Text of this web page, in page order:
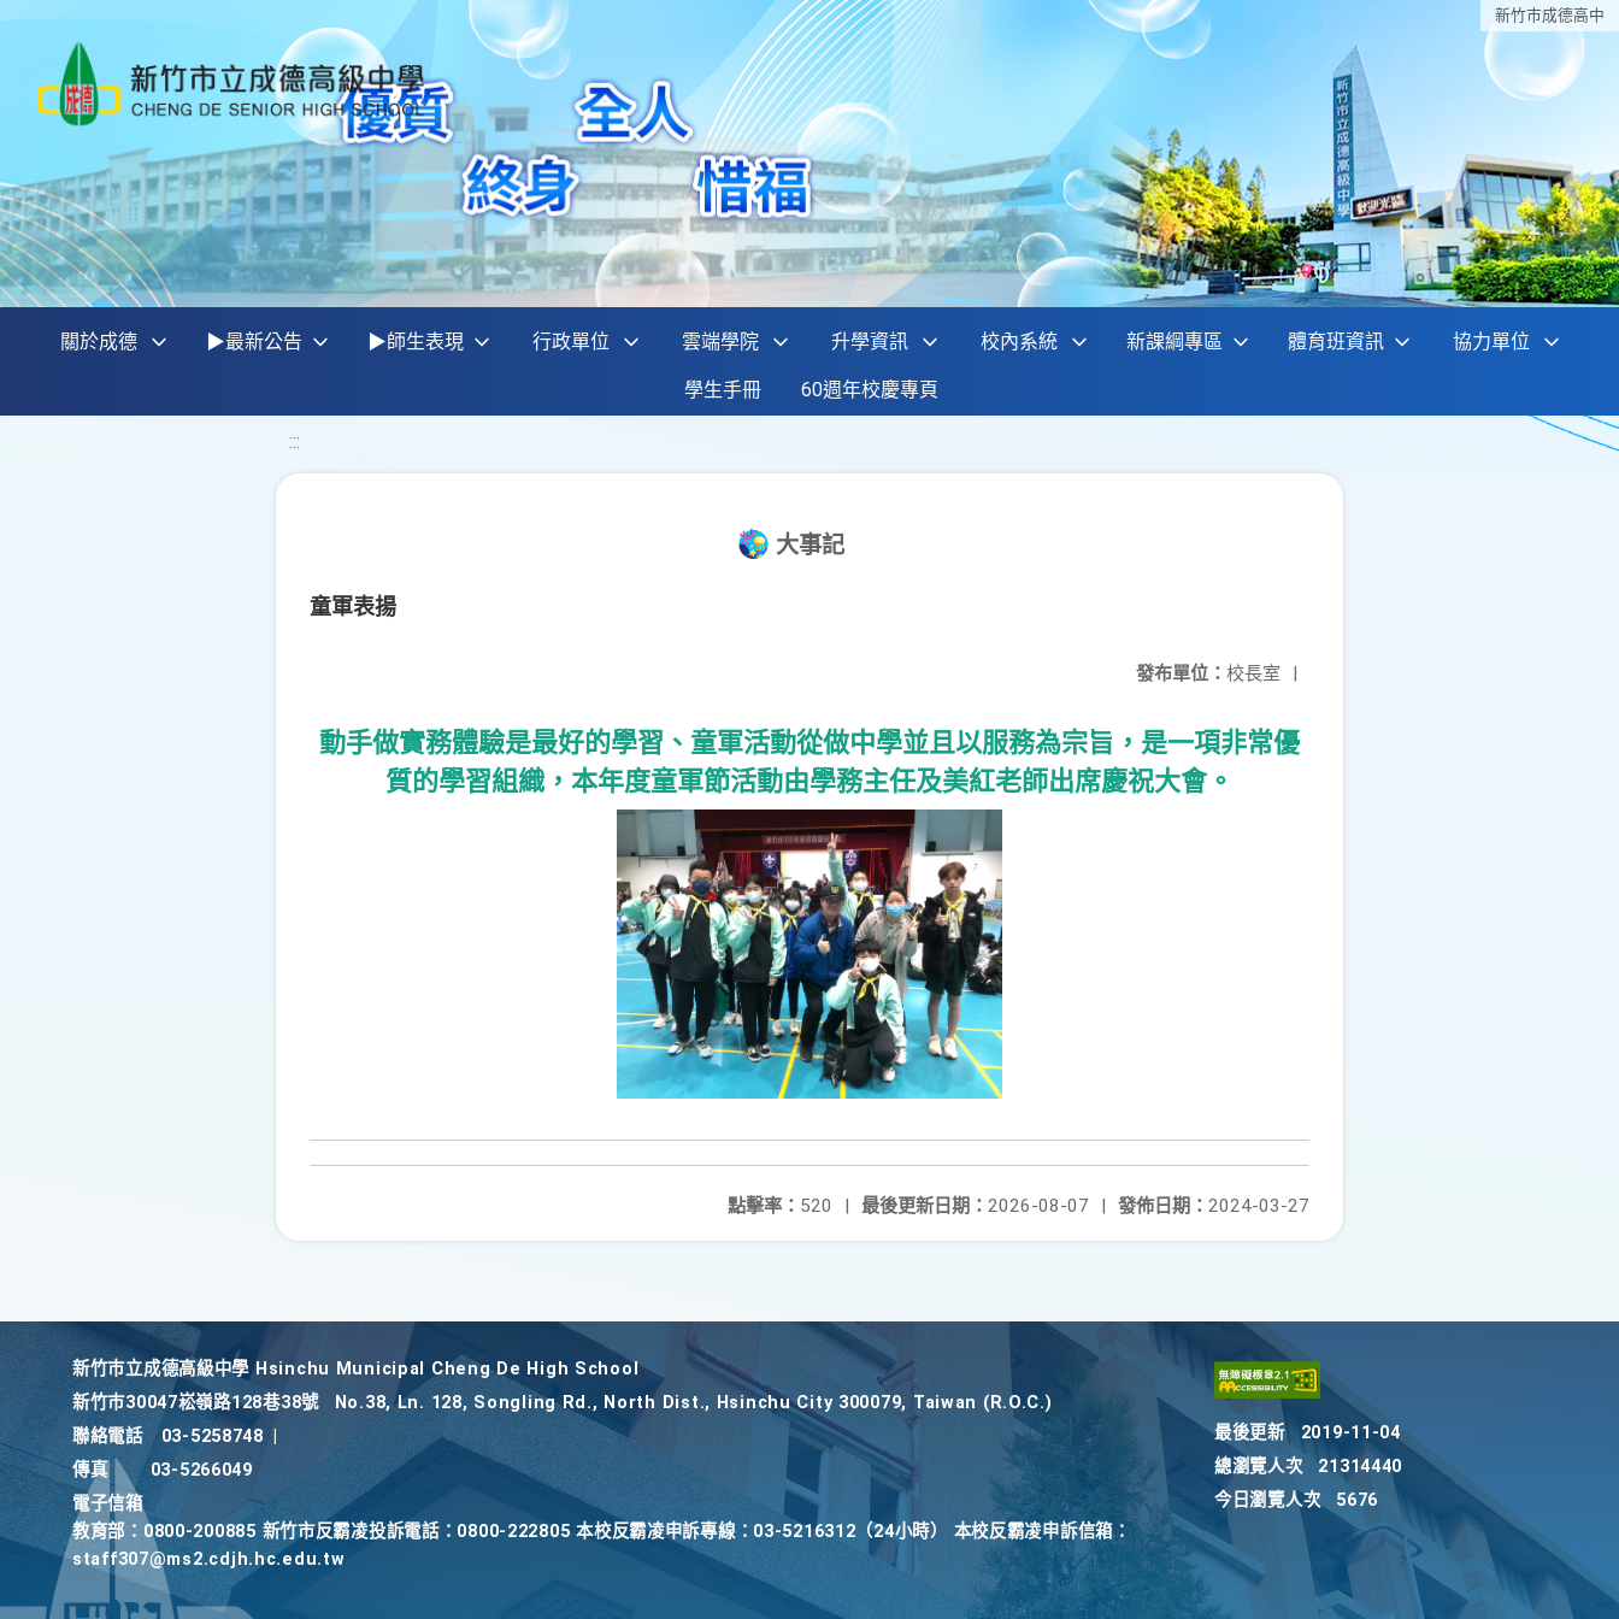
新竹巿成德高中
關於成德 ▶最新公告 ▶師生表現 行政單位 雲端學院 升學資訊 校內系統 新課綱專區 體育班資訊 協力單位
學生手冊 60週年校慶專頁
:::
大事記
童軍表揚
發布單位： 校長室 |
動手做實務體驗是最好的學習、童軍活動從做中學並且以服務為宗旨，是一項非常優
質的學習組織，本年度童軍節活動由學務主任及美紅老師出席慶祝大會。
發佈日期： 2024-03-27
最後更新日期： 2026-08-07 |
點擊率： 520 |
新竹巿立成德高級中學 Hsinchu Municipal Cheng De High School
新竹巿30047崧嶺路128巷38號
No.38, Ln. 128, Songling Rd., North Dist., Hsinchu City 300079, Taiwan (R.O.C.)
聯絡電話
03-5258748
傳真
03-5266049
電子信箱
教育部：0800-200885 新竹市反霸凌投訴電話：0800-222805 本校反霸凌申訴專線：03-5216312（24小時） 本校反霸凌申訴信箱：
staff307@ms2.cdjh.hc.edu.tw
最後更新
2019-11-04
總瀏覽人次
21314440
今日瀏覽人次
5676